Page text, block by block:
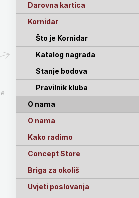
Darovna kartica
Kornidar
Što je Kornidar
Katalog nagrada
Stanje bodova
Pravilnik kluba
O nama
O nama
Kako radimo
Concept Store
Briga za okoliš
Uvjeti poslovanja